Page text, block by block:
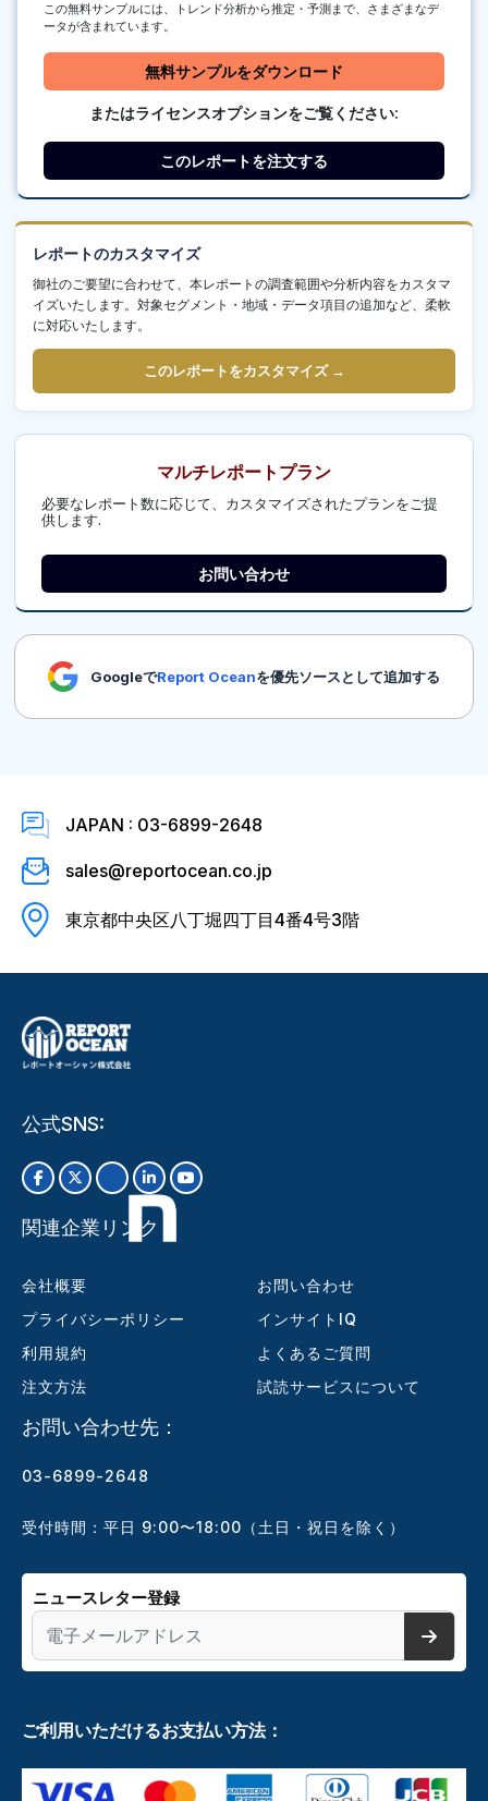
この無料サンプルには、トレンド分析から推定・予測まで、さまざまなデ
ータが含まれています。
無料サンプルをダウンロード
またはライセンスオプションをご覧ください:
このレポートを注文する
レポートのカスタマイズ
御社のご要望に合わせて、本レポートの調査範囲や分析内容をカスタマ
イズいたします。対象セグメント・地域・データ項目の追加など、柔軟
に対応いたします。
このレポートをカスタマイズ →
マルチレポートプラン
必要なレポート数に応じて、カスタマイズされたプランをご提
供します.
お問い合わせ
GoogleでReport Oceanを優先ソースとして追加する
JAPAN : 03-6899-2648
sales@reportocean.co.jp
東京都中央区八丁堀四丁目4番4号3階
公式SNS:
関連企業リンク
会社概要
プライバシーポリシー
利用規約
注文方法
お問い合わせ
インサイトIQ
よくあるご質問
試読サービスについて
お問い合わせ先：
03-6899-2648
受付時間：平日 9:00〜18:00（土日・祝日を除く）
ニュースレター登録
ご利用いただけるお支払い方法：